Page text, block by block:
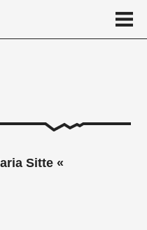
Sitte «